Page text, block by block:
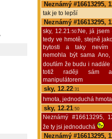
Neznámý #16613295,
tak je to lepší
Neznámý #16613295,
sky, 12.21:50:Ne, já jsem
tedy ve hmotě, stejně
bytosti a taky nevím
nemohla být sama
doufám že budu i nadále
totiž raději sám
manipulátorem
sky, 12.22:31
hmota, jednoduchá hmota
sky, 12.21:50
Neznámý #16613295,
že ty jsi jednoduchá
Neznámý #16613295,